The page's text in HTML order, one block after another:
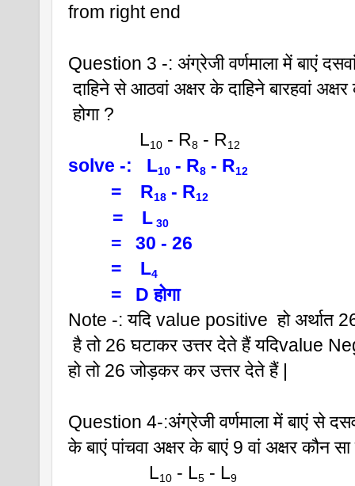
from right end
Question 3 -: अंग्रेजी वर्णमाला में बाएं
दाहिने से आठवां अक्षर के दाहिने बारहवां
होगा ?
L10 - R8 - R12
solve -:   L10 - R8 - R12
=    R18 - R12
=    L 30
=   30 - 26
=    L4
=   D होगा
Note -: यदि value positive  हो अर्थात
है तो 26 घटाकर उत्तर देते हैं यदिvalue
हो तो 26 जोड़कर कर उत्तर देते हैं |
Question 4-:अंग्रेजी वर्णमाला में बाएं से
के बाएं पांचवा अक्षर के बाएं 9 वां अक्षर कौन सा
L10 - L5 - L9